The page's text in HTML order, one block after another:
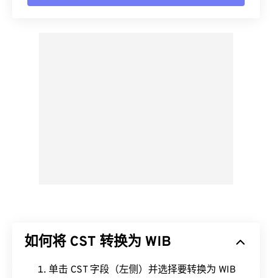
如何将 CST 转换为 WIB
单击 CST 字段（左侧）并选择要转换为 WIB